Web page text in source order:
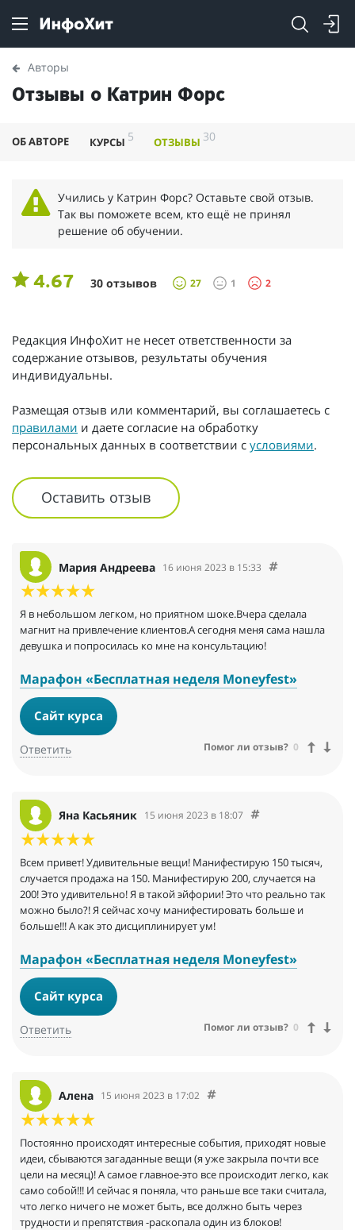
Авторы
Отзывы о Катрин Форс
ОБ АВТОРЕ КУРСЫ 5 ОТЗЫВЫ 30
Учились у Катрин Форс? Оставьте свой отзыв.
Так вы поможете всем, кто ещё не принял
решение об обучении.
4.67 30 отзывов 27 1 2
Редакция ИнфоХит не несет ответственности за
содержание отзывов, результаты обучения
индивидуальны.
Размещая отзыв или комментарий, вы соглашаетесь с
правилами и даете согласие на обработку
персональных данных в соответствии с условиями.
Оставить отзыв
Мария Андреева 16 июня 2023 в 15:33
Я в небольшом легком, но приятном шоке.Вчера сделала
магнит на привлечение клиентов.А сегодня меня сама нашла
девушка и попросилась ко мне на консультацию!
Марафон «Бесплатная неделя Мoneyfest»
Сайт курса
Ответить Помог ли отзыв? 0
Яна Касьяник 15 июня 2023 в 18:07
Всем привет! Удивительные вещи! Манифестирую 150 тысяч,
случается продажа на 150. Манифестирую 200, случается на
200! Это удивительно! Я в такой эйфории! Это что реально так
можно было?! Я сейчас хочу манифестировать больше и
больше!!! А как это дисциплинирует ум!
Марафон «Бесплатная неделя Мoneyfest»
Сайт курса
Ответить Помог ли отзыв? 0
Алена 15 июня 2023 в 17:02
Постоянно происходят интересные события, приходят новые
идеи, сбываются загаданные вещи (я уже закрыла почти все
цели на месяц)! А самое главное-это все происходит легко, как
само собой!!! И сейчас я поняла, что раньше все таки считала,
что легко ничего не может быть, все должно быть через
трудности и препятствия -раскопала один из блоков!